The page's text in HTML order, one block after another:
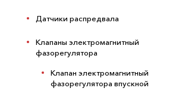
Датчики распредвала
Клапаны электромагнитный
фазорегулятора
Клапан электромагнитный
фазорегулятора впускной